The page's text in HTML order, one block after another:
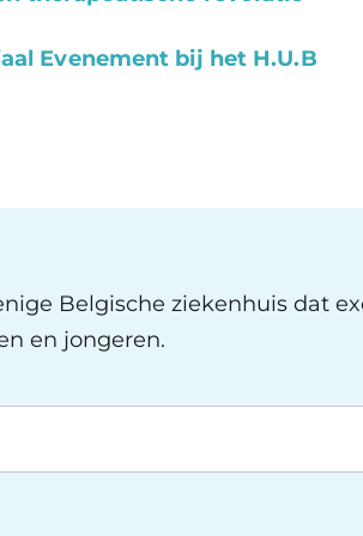
Evenement bij het H.U.B
Belgische ziekenhuis dat
en jongeren.